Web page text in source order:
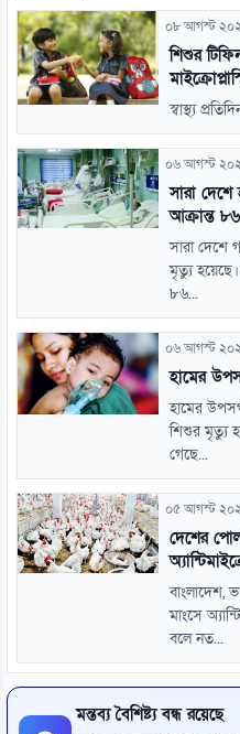
০৮ আগস্ট
শিশুর
স্বাস্থ্য
০৬ আগস্ট
সারা
আক্রান্ত
সারা দেশে
মৃত্যু
৮৬...
০৬ আগস্ট
হামের
হামের
শিশুর মৃত্যু
গেছে...
০৫ আগস্ট
দেশের
বাংলাদেশ,
মাংসে
বলে নত...
মন্তব্য বৈশিষ্ট্য বন্ধ রয়েছে